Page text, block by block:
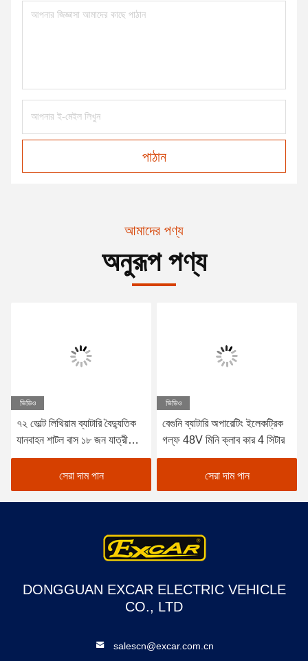
পাঠান
আমাদের পণ্য
অনুরূপ পণ্য
ভিডিও
৭২ ভোল্ট লিথিয়াম ব্যাটারি বৈদ্যুতিক
যানবাহন শাটল বাস ১৮ জন যাত্রী
দর্শনার্থীর জন্য উন্মুক্ত বাস
সেরা দাম পান
ভিডিও
বেগুনি ব্যাটারি অপারেটিং ইলেকট্রিক
গল্ফ 48V মিনি ক্লাব কার 4 সিটার
সেরা দাম পান
DONGGUAN EXCAR ELECTRIC VEHICLE
CO., LTD
salescn@excar.com.cn